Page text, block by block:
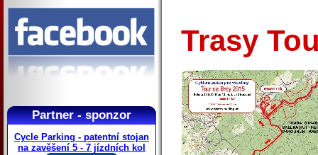
Partner - sponzor
Cycle Parking - patentní stojan
na zavěšení 5 - 7 jízdních kol
Trasy